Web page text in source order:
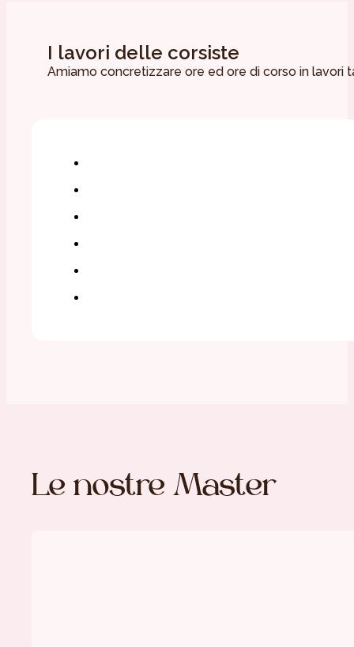
I lavori delle corsiste
Amiamo concretizzare ore ed ore di corso in lavori
Le nostre Master